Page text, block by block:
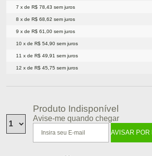
7 x de R$ 78,43 sem juros
8 x de R$ 68,62 sem juros
9 x de R$ 61,00 sem juros
10 x de R$ 54,90 sem juros
11 x de R$ 49,91 sem juros
12 x de R$ 45,75 sem juros
Produto Indisponível
Avise-me quando chegar